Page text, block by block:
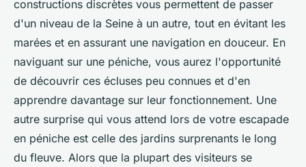
constructions discrètes vous permettent de passer
d'un niveau de la Seine à un autre, tout en évitant les
marées et en assurant une navigation en douceur. En
naviguant sur une péniche, vous aurez l'opportunité
de découvrir ces écluses peu connues et d'en
apprendre davantage sur leur fonctionnement. Une
autre surprise qui vous attend lors de votre escapade
en péniche est celle des jardins surprenants le long
du fleuve. Alors que la plupart des visiteurs se